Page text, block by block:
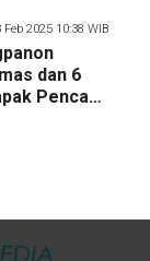
2025 10:38 WIB
dan 6
Pencak